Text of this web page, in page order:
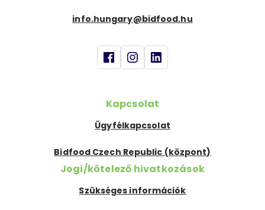
info.hungary@bidfood.hu
Kapcsolat
Ügyfélkapcsolat
Bidfood Czech Republic (központ)
Jogi/kötelező hivatkozások
Szükséges információk